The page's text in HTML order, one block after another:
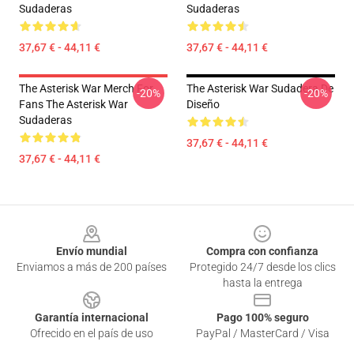
Sudaderas
37,67 € - 44,11 €
Sudaderas
37,67 € - 44,11 €
The Asterisk War Merch For
Fans The Asterisk War
Sudaderas
37,67 € - 44,11 €
-20%
The Asterisk War Sudadera De
Diseño
37,67 € - 44,11 €
-20%
Envío mundial
Enviamos a más de 200 países
Compra con confianza
Protegido 24/7 desde los clics
hasta la entrega
Garantía internacional
Ofrecido en el país de uso
Pago 100% seguro
PayPal / MasterCard / Visa